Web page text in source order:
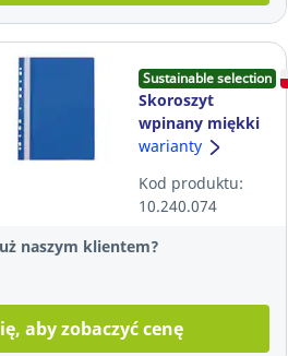
Sustainable selection
Skoroszyt
wpinany miękki
PP Biurfol w
niebieskim
warianty
Kod produktu:
10.240.074
naszym klientem?
aby zobaczyć cenę